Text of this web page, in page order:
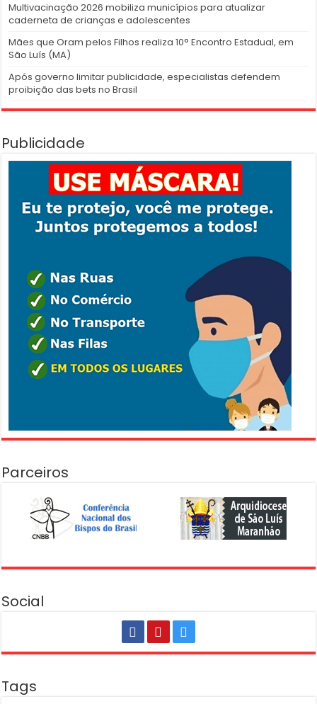
Multivacinação 2026 mobiliza municípios para atualizar
caderneta de crianças e adolescentes
Mães que Oram pelos Filhos realiza 10° Encontro Estadual, em
São Luís (MA)
Após governo limitar publicidade, especialistas defendem
proibição das bets no Brasil
Publicidade
Parceiros
Social
Tags